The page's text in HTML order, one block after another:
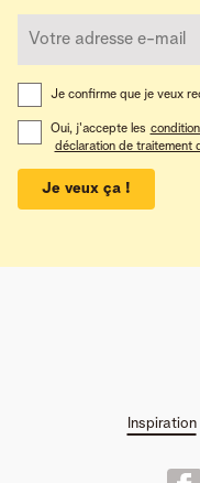
Je confirme que je veux
Oui, j'accepte les
déclaration de traitement
Je veux ça !
Inspiration